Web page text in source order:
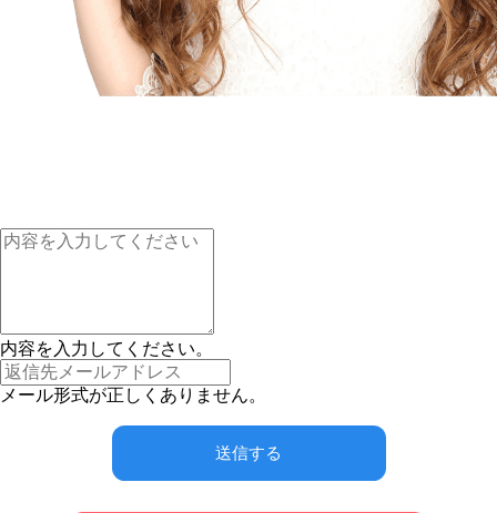
内容を入力してください。
メール形式が正しくありません。
送信する